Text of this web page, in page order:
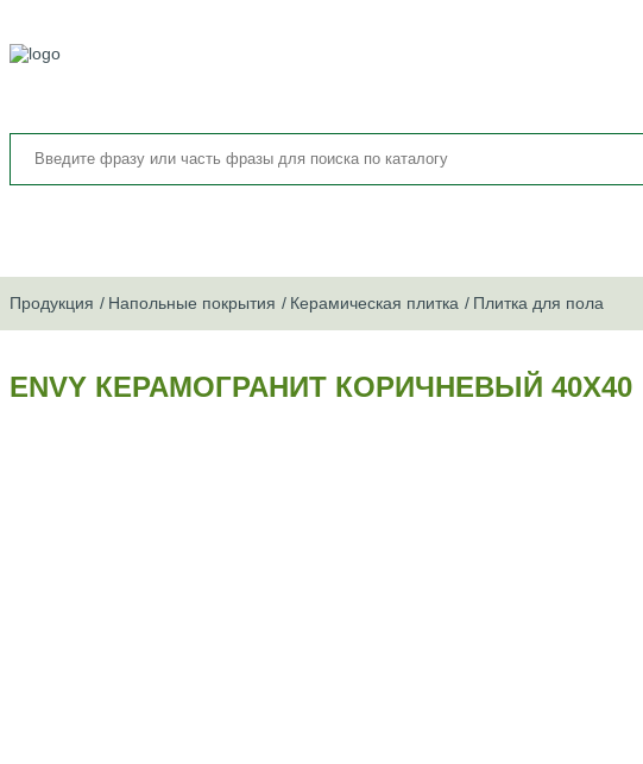
Продукция Напольные покрытия Керамическая плитка Плитка для пола
ENVY КЕРАМОГРАНИТ КОРИЧНЕВЫЙ 40Х40